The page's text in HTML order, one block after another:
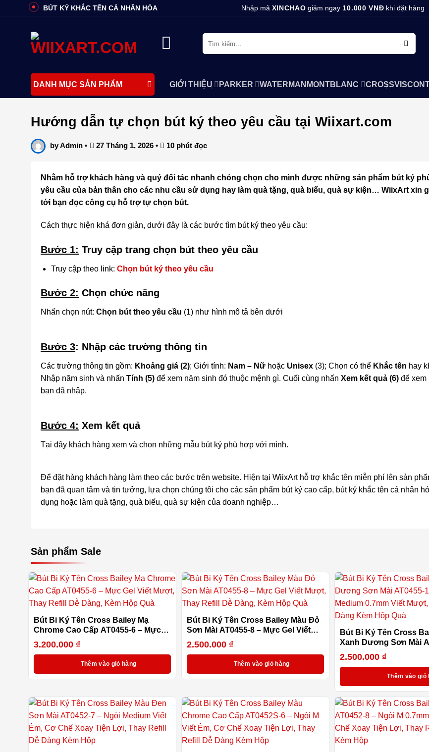
BÚT KÝ KHẮC TÊN CÁ NHÂN HÓA Nhập mã XINCHAO giảm ngay 10.000 VNĐ khi đặt hàng
Tìm
kiếm:
DANH MỤC SẢN PHẨM GIỚI THIỆU PARKER WATERMAN MONTBLANC CROSS
Hướng dẫn tự chọn bút ký theo yêu cầu tại Wiixart.com
byAdmin • 27 Tháng 1, 2026 • 10 phút đọc
Nhằm hỗ trợ khách hàng và quý đối tác nhanh chóng chọn cho mình được những sản phẩm bút ký
yêu cầu của bản thân cho các nhu cầu sử dụng hay làm quà tặng, quà biếu, quà sự kiện… WiixArt xin
tới bạn đọc công cụ hỗ trợ tự chọn bút.
Cách thực hiện khá đơn giản, dưới đây là các bước tìm bút ký theo yêu cầu:
Bước 1: Truy cập trang chọn bút theo yêu cầu
Truy cập theo link: Chọn bút ký theo yêu cầu
Bước 2: Chọn chức năng
Nhấn chọn nút: Chọn bút theo yêu cầu (1) như hình mô tả bên dưới
Bước 3: Nhập các trường thông tin
Các trường thông tin gồm: Khoảng giá (2); Giới tính: Nam – Nữ hoặc Unisex (3); Chọn có thể Khắc tên hay
Nhập năm sinh và nhấn Tính (5) để xem năm sinh đó thuộc mệnh gì. Cuối cùng nhấn Xem kết quả (6) để xem
bạn đã nhập.
Bước 4: Xem kết quả
Tại đây khách hàng xem và chọn những mẫu bút ký phù hợp với mình.
Để đặt hàng khách hàng làm theo các bước trên website. Hiện tại WiixArt hỗ trợ khắc tên miễn phí lên sản
bạn đã quan tâm và tin tưởng, lựa chọn chúng tôi cho các sản phẩm bút ký cao cấp, bút ký khắc tên cá nhân
dụng hoặc làm quà tặng, quà biếu, quà sự kiện của doanh nghiệp…
Sản phẩm Sale
Bút Bi Ký Tên Cross Bailey Mạ
Chrome Cao Cấp AT0455-6 – Mực
Gel Viết Mượt, Thay Refill Dễ Dàng,
Kèm Hộp Quà
3.200.000 ₫
Thêm vào giỏ hàng
Bút Bi Ký Tên Cross Bailey Màu Đỏ
Sơn Mài AT0455-8 – Mực Gel Viết
Mượt, Thay Refill Dễ Dàng, Kèm
Hộp Quà
2.500.000 ₫
Thêm vào giỏ hàng
Bút Bi Ký Tên Cross
Xanh Dương Sơn Mài
Ngòi Medium 0.7mm
Thay Refill Dễ Dàng
2.500.000 ₫
Thêm vào giỏ